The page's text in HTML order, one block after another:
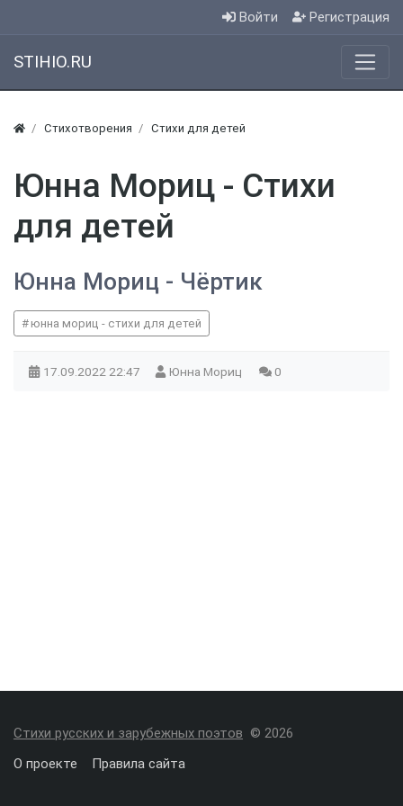
Войти Регистрация
STIHIO.RU
Стихотворения Стихи для детей
Юнна Мориц - Стихи
для детей
Юнна Мориц - Чёртик
юнна мориц - стихи для детей
17.09.2022 22:47 Юнна Мориц 0
Стихи русских и зарубежных поэтов © 2026
О проекте
Правила сайта